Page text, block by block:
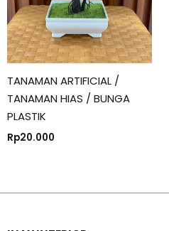
TANAMAN ARTIFICIAL /
TANAMAN HIAS / BUNGA
PLASTIK
Rp20.000